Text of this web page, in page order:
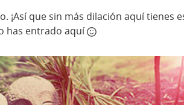
¡Así que sin más dilación aquí tienes
has entrado aquí